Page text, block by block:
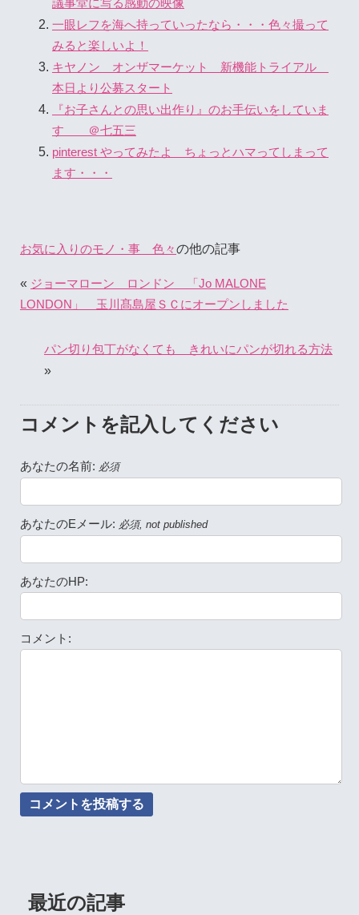
一眼レフを海へ持っていったなら・・・色々撮って
みると楽しいよ！
キヤノン オンザマーケット 新機能トライアル
本日より公募スタート
『お子さんとの思い出作り』のお手伝いをしていま
す ＠七五三
pinterest やってみたよ ちょっとハマってしまって
ます・・・
お気に入りのモノ・事 色々の他の記事
« ジョーマローン ロンドン 「Jo MALONE
LONDON」 玉川髙島屋ＳＣにオープンしました
パン切り包丁がなくても きれいにパンが切れる方法
»
コメントを記入してください
あなたの名前: 必須
あなたのEメール: 必須, not published
あなたのHP:
コメント:
最近の記事